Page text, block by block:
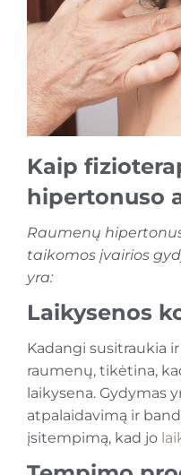
Kaip
hipertonuso
Raumenų
taikomos įvairios
yra:
Laikysenos
Kadangi susitraukia
raumenų, tikėtina,
laikysena. Gydymas
atpalaidavimą ir
įsitempimą, kad jo